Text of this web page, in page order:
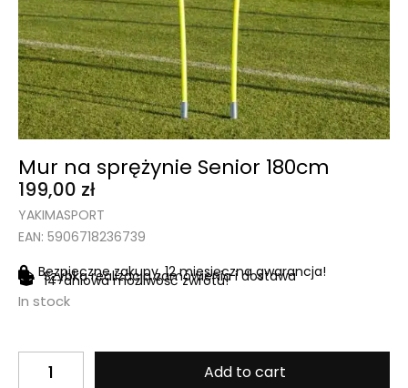
Mur na sprężynie Senior 180cm
199,00 zł
YAKIMASPORT
EAN: 5906718236739
Bezpieczne zakupy, 12 miesięczna gwarancja!
Szybka realizacja zamówienia i dostawa
14-dniowa możliwość zwrotu!
In stock
Add to cart